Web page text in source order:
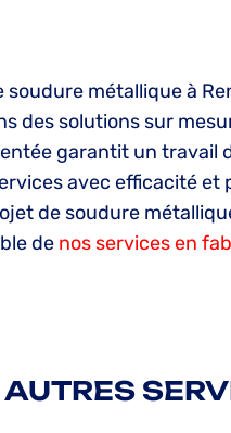
métallique à
des solutions sur
garantit un travail
avec efficacité
de soudure
de nos services en